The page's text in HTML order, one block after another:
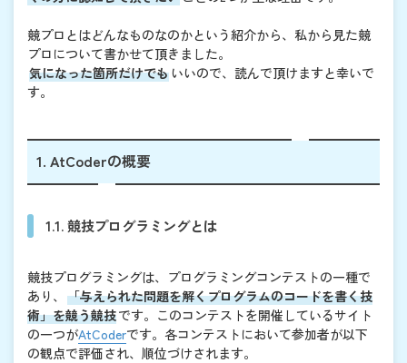
競プロとはどんなものなのかという紹介から、私から見た競
プロについて書かせて頂きました。
気になった箇所だけでもいいので、読んで頂けますと幸いで
す。
1. AtCoderの概要
1.1. 競技プログラミングとは
競技プログラミングは、プログラミングコンテストの一種で
あり、 「与えられた問題を解くプログラムのコードを書く技
術」を競う競技です。このコンテストを開催しているサイト
の一つがAtCoderです。各コンテストにおいて参加者が以下
の観点で評価され、順位づけされます。